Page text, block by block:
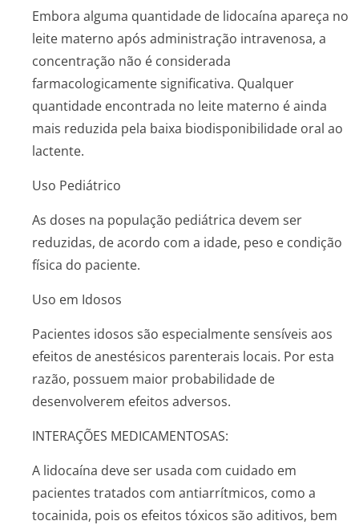
Embora alguma quantidade de lidocaína apareça no
leite materno após administração intravenosa, a
concentração não é considerada
farmacologicamente significativa. Qualquer
quantidade encontrada no leite materno é ainda
mais reduzida pela baixa biodisponibilidade oral ao
lactente.
Uso Pediátrico
As doses na população pediátrica devem ser
reduzidas, de acordo com a idade, peso e condição
física do paciente.
Uso em Idosos
Pacientes idosos são especialmente sensíveis aos
efeitos de anestésicos parenterais locais. Por esta
razão, possuem maior probabilidade de
desenvolverem efeitos adversos.
INTERAÇÕES MEDICAMENTOSAS:
A lidocaína deve ser usada com cuidado em
pacientes tratados com antiarrítmicos, como a
tocainida, pois os efeitos tóxicos são aditivos, bem